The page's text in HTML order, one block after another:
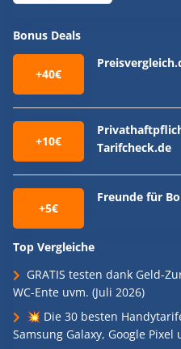
Bonus Deals
+40€
+10€
Tarifcheck.de
+5€
Freunde für
Top Vergleiche
GRATIS testen dank Geld-
WC-Ente uvm. (Juli 2026)
💥 Die 30 besten
Samsung Galaxy, Google